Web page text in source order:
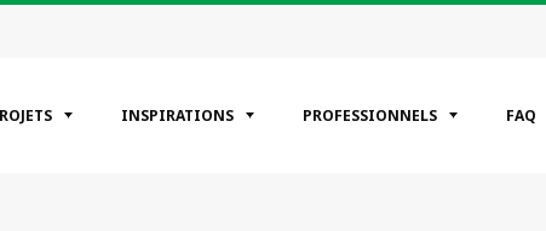
INSPIRATIONS PROFESSIONNELS FAQ